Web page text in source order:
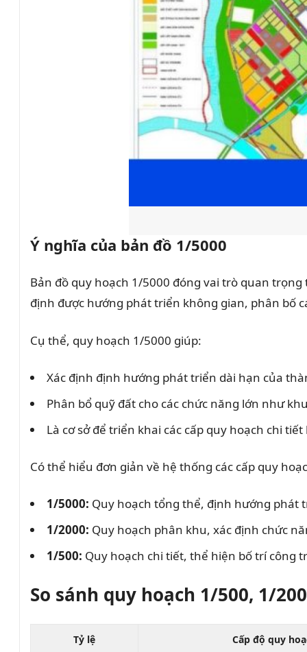
Ý nghĩa của bản đồ 1/5000
Bản đồ quy hoạch 1/5000 đóng vai trò quan
định được hướng phát triển không gian, phân bố
Cụ thể, quy hoạch 1/5000 giúp:
Xác định định hướng phát triển dài hạn của
Phân bổ quỹ đất cho các chức năng lớn như
Là cơ sở để triển khai các cấp quy hoạch chi
Có thể hiểu đơn giản về hệ thống các cấp quy
1/5000: Quy hoạch tổng thể, định hướng phát
1/2000: Quy hoạch phân khu, xác định chức
1/500: Quy hoạch chi tiết, thể hiện bố trí công
So sánh quy hoạch 1/500, 1/
Tỷ lệ Cấp độ quy